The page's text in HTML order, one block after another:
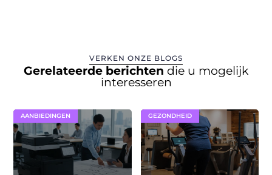
VERKEN ONZE BLOGS
Gerelateerde berichten die u mogelijk
interesseren
AANBIEDINGEN GEZONDHEID